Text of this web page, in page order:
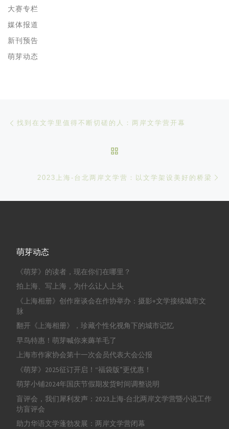
大赛专栏
媒体报道
新刊预告
萌芽动态
文章导航
找到在文学里值得不断切磋的人：两岸文学营开幕
2023上海-台北两岸文学营：以文学架设美好的桥梁
萌芽动态
《萌芽》的读者，现在你们在哪里？
拍上海、写上海，为什么让人上头
《上海相册》创作座谈会在作协举办：摄影+文学接续城市文
脉
翻开《上海相册》，珍藏个性化视角下的城市记忆
早鸟特惠！萌芽喊你来薅羊毛了
上海市作家协会第十一次会员代表大会公报
《萌芽》2025征订开启！“福袋版”更优惠！
萌芽小铺2024年国庆节假期发货时间调整说明
盲评会，我们犀利发声：2023上海-台北两岸文学营暨小说工作
坊盲评会
助力华语文学蓬勃发展：两岸文学营闭幕